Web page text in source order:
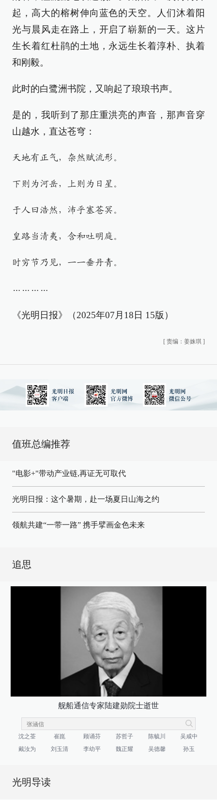
起，高大的榕树伸向蓝色的天空。人们沐着阳
光与晨风走在路上，开启了崭新的一天。这片
生长着红杜鹃的土地，永远生长着淳朴、执着
和刚毅。
此时的白鹭洲书院，又响起了琅琅书声。
是的，我听到了那庄重洪亮的声音，那声音穿
山越水，直达苍穹：
天地有正气，杂然赋流形。
下则为河岳，上则为日星。
于人曰浩然，沛乎塞苍冥。
皇路当清夷，含和吐明庭。
时穷节乃见，一一垂丹青。
…………
《光明日报》（2025年07月18日 15版）
[ 责编：姜姝琪 ]
值班总编推荐
"电影+"带动产业链,再证无可取代
光明日报：这个暑期，赴一场夏日山海之约
领航共建“一带一路” 携手擘画金色未来
追思
舰船通信专家陆建勋院士逝世
沈之荃 崔崑 顾诵芬 苏哲子 陈毓川
吴咸中
戴汝为
刘玉清 李幼平 魏正耀 吴德馨 孙玉
光明导读